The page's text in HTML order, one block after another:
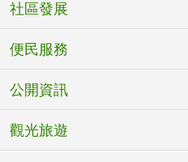
社區發展
便民服務
公開資訊
觀光旅遊